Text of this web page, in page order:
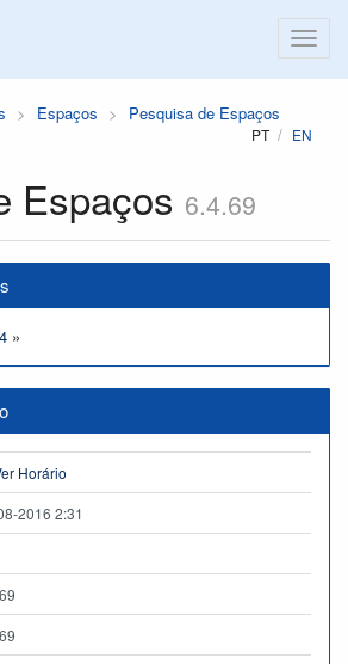
Espaços Pesquisa de Espaços
PT EN
Espaços 6.4.69
»
Horário
2016 2:31